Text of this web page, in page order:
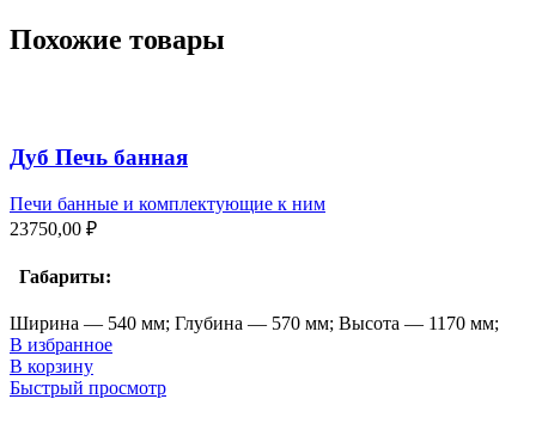
Похожие товары
Дуб Печь банная
Печи банные и комплектующие к ним
23750,00 ₽
Габариты:
Ширина — 540 мм; Глубина — 570 мм; Высота — 1170 мм;
В избранное
В корзину
Быстрый просмотр